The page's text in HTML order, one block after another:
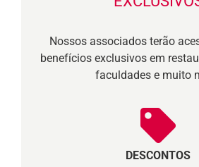
Nossos associados terão
benefícios exclusivos em
faculdades e muito
DESCONTOS